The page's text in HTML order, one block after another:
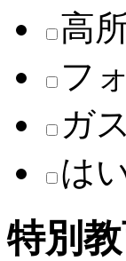
高
フ
ガ
は
特別